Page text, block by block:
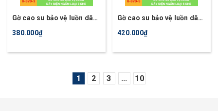
Gờ cao su bảo vệ luồn dây
điện ngầm loại 3 khe
380.000₫
Gờ cao su bảo vệ luồn dây
điện ngầm loại 5 khe
420.000₫
1 2 3 ... 10